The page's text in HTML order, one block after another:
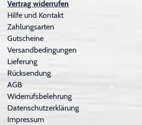
Vertrag widerrufen
Hilfe und Kontakt
Zahlungsarten
Gutscheine
Versandbedingungen
Lieferung
Rücksendung
AGB
Widerrufsbelehrung
Datenschutzerklärung
Impressum